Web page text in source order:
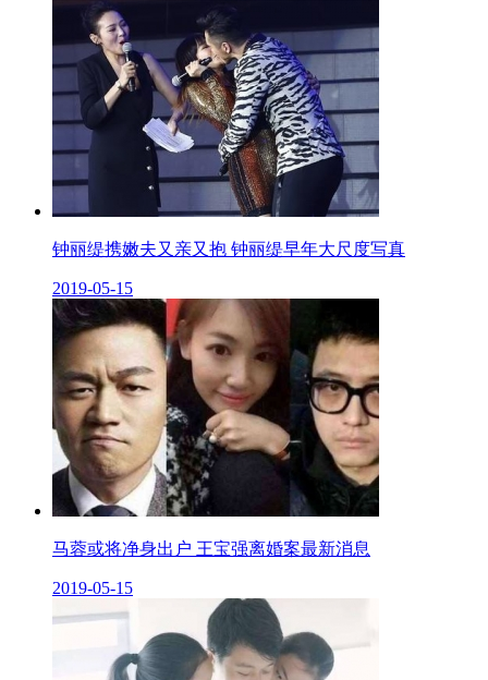
钟丽缇携嫩夫又亲又抱 钟丽缇早年大尺度写真
2019-05-15
马蓉或将净身出户 王宝强离婚案最新消息
2019-05-15